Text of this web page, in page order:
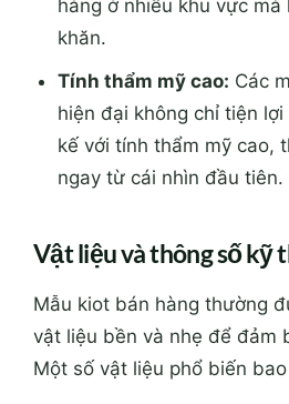
hàng ở nhiều khu vực mà
khăn.
Tính thẩm mỹ cao: Các
hiện đại không chỉ tiện
kế với tính thẩm mỹ cao,
ngay từ cái nhìn đầu tiên.
Vật liệu và thông số kỹ
Mẫu kiot bán hàng thường
vật liệu bền và nhẹ để đảm
Một số vật liệu phổ biến